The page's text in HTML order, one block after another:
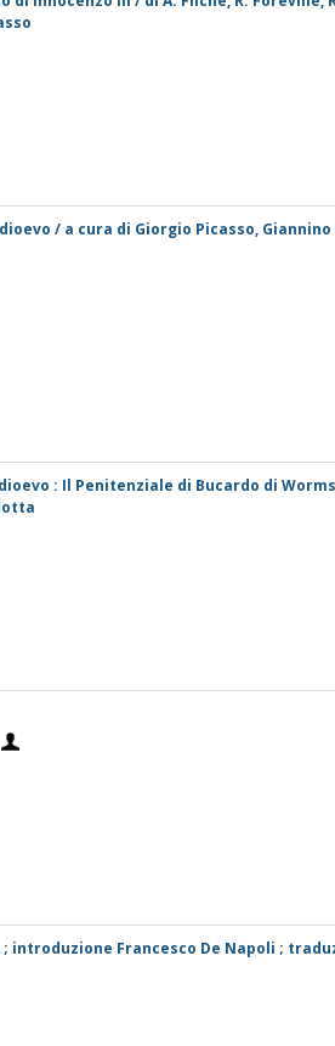
/ a cura di Giorgio Picasso, Giannino
: Il Penitenziale di Bucardo di
introduzione Francesco De Napoli ;